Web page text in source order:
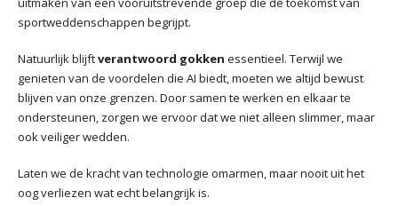
sportweddenschappen begrijpt.
Natuurlijk blijftverantwoord gokken essentieel. Terwijl we
genieten van de voordelen die AI biedt, moeten we altijd bewust
blijven van onze grenzen. Door samen te werken en elkaar te
ondersteunen, zorgen we ervoor dat we niet alleen slimmer, maar
ook veiliger wedden.
Laten we de kracht van technologie omarmen, maar nooit uit het
oog verliezen wat echt belangrijk is.